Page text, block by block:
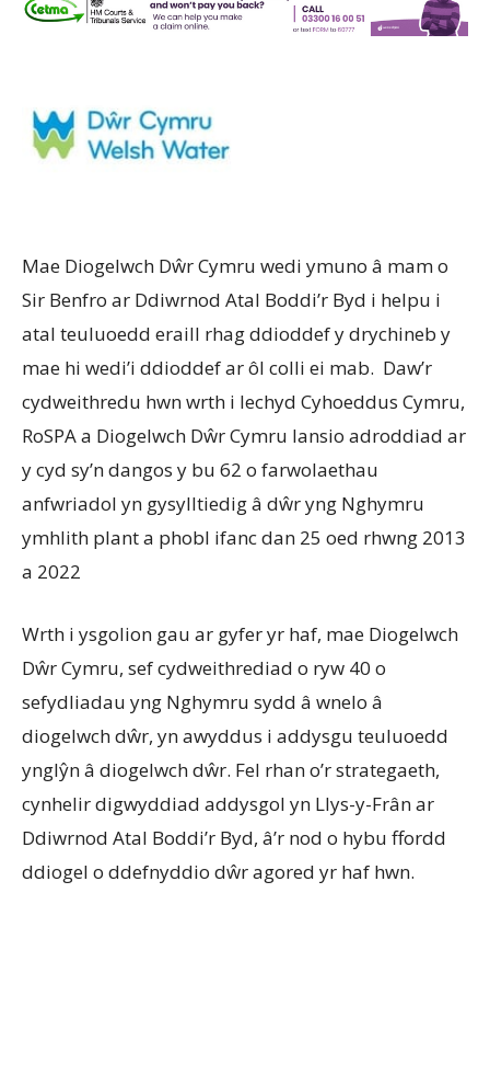
Mae Diogelwch Dŵr Cymru wedi ymuno â mam o
Sir Benfro ar Ddiwrnod Atal Boddi’r Byd i helpu i
atal teuluoedd eraill rhag ddioddef y drychineb y
mae hi wedi’i ddioddef ar ôl colli ei mab. Daw’r
cydweithredu hwn wrth i Iechyd Cyhoeddus Cymru,
RoSPA a Diogelwch Dŵr Cymru lansio adroddiad ar
y cyd sy’n dangos y bu 62 o farwolaethau
anfwriadol yn gysylltiedig â dŵr yng Nghymru
ymhlith plant a phobl ifanc dan 25 oed rhwng 2013
a 2022
Wrth i ysgolion gau ar gyfer yr haf, mae Diogelwch
Dŵr Cymru, sef cydweithrediad o ryw 40 o
sefydliadau yng Nghymru sydd â wnelo â
diogelwch dŵr, yn awyddus i addysgu teuluoedd
ynglŷn â diogelwch dŵr. Fel rhan o’r strategaeth,
cynhelir digwyddiad addysgol yn Llys-y-Frân ar
Ddiwrnod Atal Boddi’r Byd, â’r nod o hybu ffordd
ddiogel o ddefnyddio dŵr agored yr haf hwn.